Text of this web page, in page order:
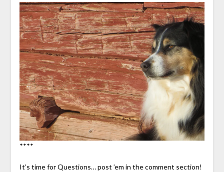
****
It’s time for Questions… post ’em in the comment section!